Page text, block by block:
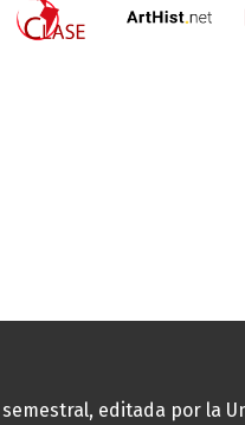
semestral, editada por la